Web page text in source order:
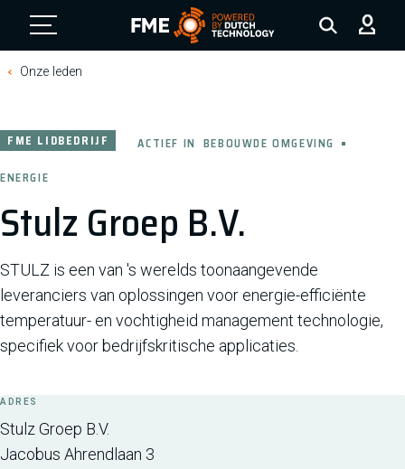
FME Logo, to the homepage
Onze leden
Stulz Groep B.V.
FME LIDBEDRIJF ACTIEF IN BEBOUWDE OMGEVING
ENERGIE
STULZ is een van 's werelds toonaangevende
leveranciers van oplossingen voor energie-efficiënte
temperatuur- en vochtigheid management technologie,
specifiek voor bedrijfskritische applicaties.
ADRES
Stulz Groep B.V.
Jacobus Ahrendlaan 3